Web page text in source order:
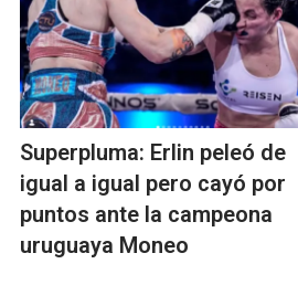
Superpluma: Erlin peleó de
igual a igual pero cayó por
puntos ante la campeona
uruguaya Moneo